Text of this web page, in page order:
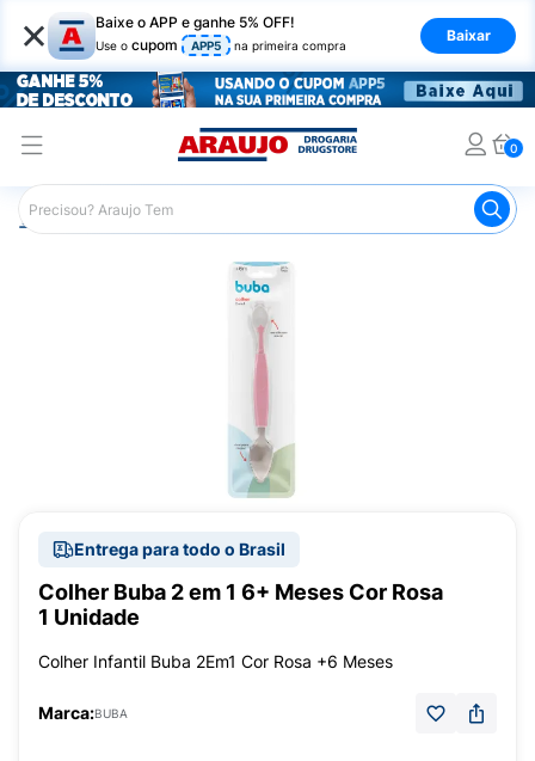
× Baixe o APP e ganhe 5% OFF!
Use o cupom APP5 na primeira compra
Baixar
0
Araujo Infantil Acessórios para Alimentação Infantil
Entrega para todo o Brasil
Colher Buba 2 em 1 6+ Meses Cor Rosa
1 Unidade
Colher Infantil Buba 2Em1 Cor Rosa +6 Meses
Marca:BUBA